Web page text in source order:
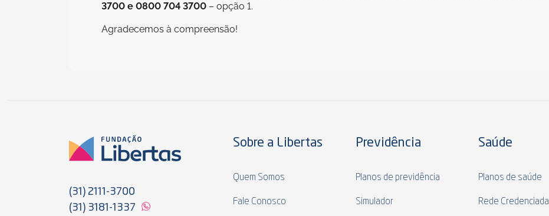
3700 e 0800 704 3700 – opção 1.
Agradecemos à compreensão!
(31) 2111-3700
(31) 3181-1337
Sobre a Libertas
Quem Somos
Fale Conosco
Previdência
Planos de previdência
Simulador
Saúde
Planos de saúde
Rede Credenciada